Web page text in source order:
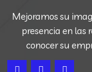
Mejoramos su
presencia en las
conocer su